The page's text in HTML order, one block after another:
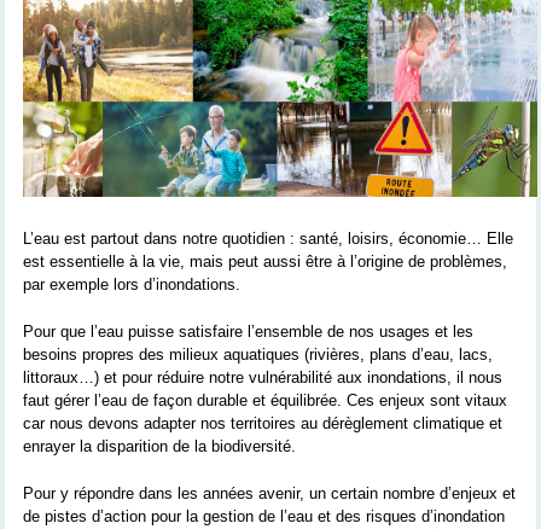
L’eau est partout dans notre quotidien : santé, loisirs, économie… Elle
est essentielle à la vie, mais peut aussi être à l’origine de problèmes,
par exemple lors d’inondations.
Pour que l’eau puisse satisfaire l’ensemble de nos usages et les
besoins propres des milieux aquatiques (rivières, plans d’eau, lacs,
littoraux…) et pour réduire notre vulnérabilité aux inondations, il nous
faut gérer l’eau de façon durable et équilibrée. Ces enjeux sont vitaux
car nous devons adapter nos territoires au dérèglement climatique et
enrayer la disparition de la biodiversité.
Pour y répondre dans les années avenir, un certain nombre d’enjeux et
de pistes d’action pour la gestion de l’eau et des risques d’inondation